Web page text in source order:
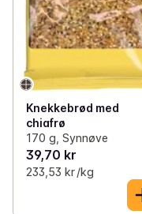
Knekkebrød med
chiafrø
170 g, Synnøve
39,70 kr
233,53 kr /kg